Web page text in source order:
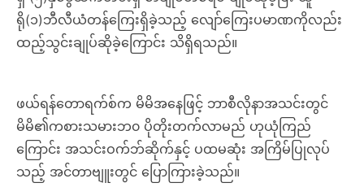
ရို(၁)ဘီလီယံတန်ကြေးရှိခဲ့သည့် လျော်ကြေးပမာဏကိုလည်း
ထည့်သွင်းချုပ်ဆိုခဲ့ကြောင်း သိရှိရသည်။
ဖယ်ရန်တောရက်စ်က မိမိအနေဖြင့် ဘာစီလိုနာအသင်းတွင်
မိမိ၏ကစားသမားဘ၀ ပိုတိုးတက်လာမည် ဟုယုံကြည်
ကြောင်း အသင်းဝက်ဘ်ဆိုက်နှင့် ပထမဆုံး အကြိမ်ပြုလုပ်
သည့် အင်တာဗျူးတွင် ပြောကြားခဲ့သည်။